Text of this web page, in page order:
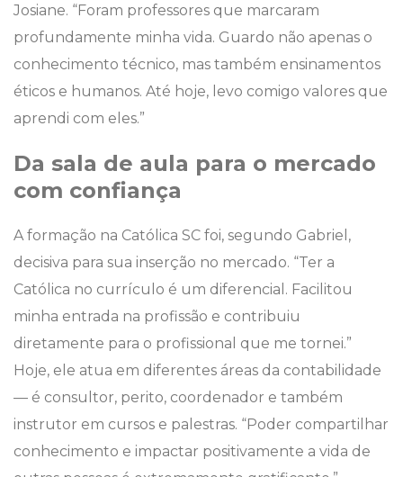
Josiane. “Foram professores que marcaram
profundamente minha vida. Guardo não apenas o
conhecimento técnico, mas também ensinamentos
éticos e humanos. Até hoje, levo comigo valores que
aprendi com eles.”
Da sala de aula para o mercado
com confiança
A formação na Católica SC foi, segundo Gabriel,
decisiva para sua inserção no mercado. “Ter a
Católica no currículo é um diferencial. Facilitou
minha entrada na profissão e contribuiu
diretamente para o profissional que me tornei.”
Hoje, ele atua em diferentes áreas da contabilidade
— é consultor, perito, coordenador e também
instrutor em cursos e palestras. “Poder compartilhar
conhecimento e impactar positivamente a vida de